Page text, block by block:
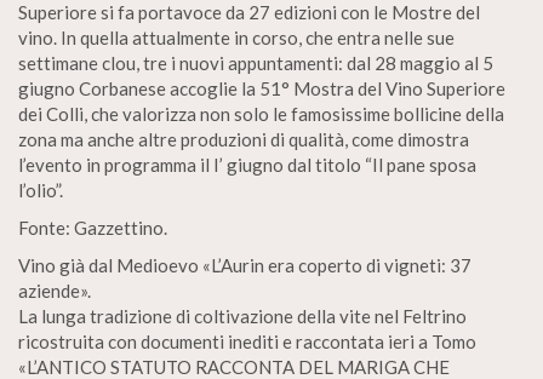
Superiore si fa portavoce da 27 edizioni con le Mostre del
vino. In quella attualmente in corso, che entra nelle sue
settimane clou, tre i nuovi appuntamenti: dal 28 maggio al 5
giugno Corbanese accoglie la 51° Mostra del Vino Superiore
dei Colli, che valorizza non solo le famosissime bollicine della
zona ma anche altre produzioni di qualità, come dimostra
l’evento in programma il I’ giugno dal titolo “Il pane sposa
l’olio”.
Fonte: Gazzettino.
Vino già dal Medioevo «L’Aurin era coperto di vigneti: 37
aziende».
La lunga tradizione di coltivazione della vite nel Feltrino
ricostruita con documenti inediti e raccontata ieri a Tomo
«L’ANTICO STATUTO RACCONTA DEL MARIGA CHE